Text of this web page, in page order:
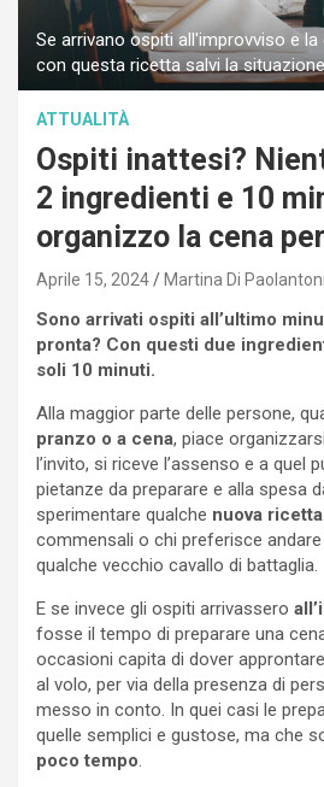
Se arrivano ospiti all'improvviso e
con questa ricetta salvi la
ATTUALITÀ
Ospiti inattesi?
2 ingredienti e 10
organizzo la cena
Aprile 15, 2024 Martina Di
Sono arrivati ospiti all’ultimo
pronta? Con questi due
soli 10 minuti.
Alla maggior parte delle persone,
pranzo o a cena, piace
l’invito, si riceve l’assenso e a quel
pietanze da preparare e alla spesa
sperimentare qualche nuova ricetta
commensali o chi preferisce
qualche vecchio cavallo di battaglia.
E se invece gli ospiti arrivassero
fosse il tempo di preparare una
occasioni capita di dover
al volo, per via della presenza di
messo in conto. In quei casi le
quelle semplici e gustose, ma che
poco tempo.